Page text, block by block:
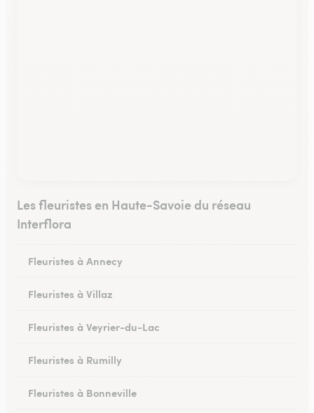
Les fleuristes en Haute-Savoie du réseau
Interflora
Fleuristes à Annecy
Fleuristes à Villaz
Fleuristes à Veyrier-du-Lac
Fleuristes à Rumilly
Fleuristes à Bonneville